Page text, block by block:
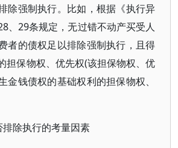
除强制执行。比如，根据《执行异
、29条规定，无过错不动产买受人
者的债权足以排除强制执行，且得
担保物权、优先权(该担保物权、优
金钱债权的基础权利的担保物权、
除执行的考量因素